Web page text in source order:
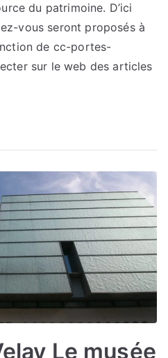
du patrimoine. D’ici
vous seront proposés à
de cc-portes-
sur le web des articles
Le musée